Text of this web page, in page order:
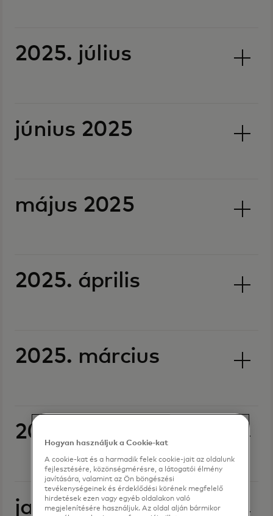
2025. július
június 2025
május 2025
2025. április
2025. március
2025. február
január 2025
Hogyan használjuk a Cookie-kat
A cookie-kat és a harmadik felek cookie-jait az oldalunk
fejlesztésére, közönségmérésre, a látogatói élmény
javítására, valamint az Ön böngészési
tevékenységeinek és érdeklődési körének megfelelő
hirdetések ezen vagy egyéb oldalakon való
megjelenítésére használjuk. Az oldal alján bármikor